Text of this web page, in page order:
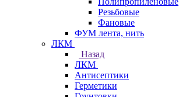
Резьбовые
Фановые
ФУМ лента, нить
ЛКМ
Назад
ЛКМ
Антисептики
Герметики